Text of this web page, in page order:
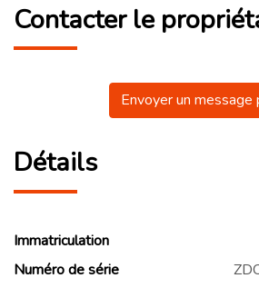
Contacter le
Envoyer un message
Détails
Immatriculation
Numéro de série